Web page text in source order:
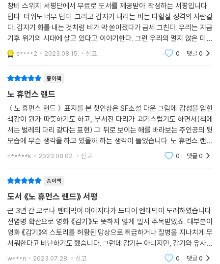
『노 휴먼스 랜드』는 기존의 SF 소설이나 영어덜트 소설에서는 볼 수 없었
던, 사뭇 색다른 매력을 선보인다. 한국 소설이지만 다국적의 인물들이 등
장해 이채로운 인상을 주며, 한국을 배경으로 한 포스트 아포칼립스물이라
는 점에서 신선한 분위기를 자아낸다. 아울러 차분한 성격이지만 때때로
과감하게 행동하며 주체적으로 사건을 해결하는 주인공은 오랫동안 기억
창비와 카카오페이지가 공동 주최하는 ‘영어덜트 소설상’은 『스노볼』 『폭
풍이 쫓아오는 밤』 등 대중성과 작품성을 동시에 인정받는 수상작을 선정
하며 한국 영어덜트 소설의 외연을 확장해 왔다. 3회 대상 수상작 『노 휴먼
스 랜드』 역시 “SF 모험 영화를 보는 듯한 시각적 긴박감”(이다혜 추천사)
이 돋보이는 동시에 청소년 주인공 미아가 기후 재난 속에서 주변 이들과
함께 역경을 헤쳐 나가는 모습을 생생하고 설득력 있게 그리며 감동을 전
도 인간을 조종하고 변형시키는 일이 과연 옳은지를 묻는 과정은 선악에
덮고 쉬쉬하려는 어른들에 맞서서 문제를 직면하고 새로운 희망을 찾아보
려 하는, 기후 위기의 당사자인 청소년 주인공이 전하는 메시지에 귀를 기
울여 볼 시간이다.
추천의 말
창비 스위치 서평단에서 무료로 도서를 제공받아 작성하는 서평입니다.
덥다. 더워도 너무 덥다. 그리고 갑자기 내리는 비는 다혈질 성격의 사람같
다. 갑자기 화를 내는 것처럼 비가 막 쏟아졌다가 금세 그친다. 우리는 지금
기후 위기의 시대에 살고 있다고 이야기한다. 그런 우리의 멀지 않은 미래
를 그린 소설이 바로 ‘노 휴먼스 랜드’라고 생각한다. 노 휴먼스 랜드의 주
인공
s****2 2023.08.15. 신고 0 댓글0
종이책
노 휴먼스 랜드
＜노 휴먼스 랜드＞ 표지를 본 첫인상은 SF소설 다운 그림에 감성을 입힌
색감이 뭔가 따뜻하기도 하고, 부서진 다리가 괴기스럽기도 하면서(책에
서는 벌레의 다리 같다는 표현) 그 뒤로 보이는 해를 바라보는 주인공의 뒷
모습에 무슨 생각을 하고 있을까 하는 생각이 들었습니다. 노 휴먼스 랜드
라니? 제목부터 뭔가 끔찍하기도 하고 오면 안되는 미래 같기도 하지만 그
n*****k 2023.08.02. 신고 0 댓글0
종이책
도서 《노 휴먼스 랜드》 서평
근 3년 간 코로나 펜데믹이 이어지다가 드디어 엔데믹이 도래하였습니다.
전염병 확산으로 영화 《감기》도 뜻하지 않게 일시 주목받았죠. 대부분이
영화 《감기》의 스토리를 허황된 망상으로 취급하거나 질병을 지나치게 무
서워한다고 비난하기도 했습니다. 그런데 감기는 아니지만, 감기와 유사한
전염성을 가지는 코로나 19 사태 발발에 사람들은 '예지'라도 한 것이냐고
w***n 2023.07.28. 신고 0 댓글0